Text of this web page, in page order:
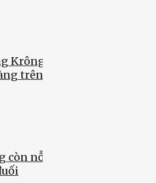
Krông
trên
còn nỗi